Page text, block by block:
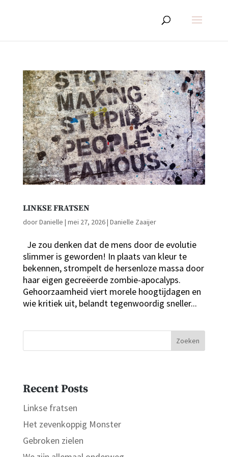
LINKSE FRATSEN
doorDanielle | mei 27, 2026| Danielle Zaaijer
Je zou denken dat de mens door de evolutie
slimmer is geworden! In plaats van kleur te
bekennen, strompelt de hersenloze massa door
haar eigen gecreëerde zombie-apocalyps.
Gehoorzaamheid viert morele hoogtijdagen en
wie kritiek uit, belandt tegenwoordig sneller...
Zoeken
Recent Posts
Linkse fratsen
Het zevenkoppig Monster
Gebroken zielen